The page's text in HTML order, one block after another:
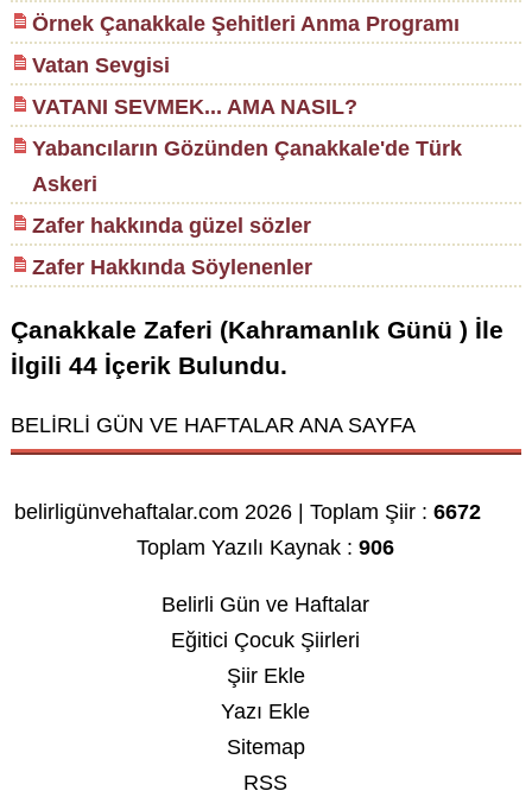
Örnek Çanakkale Şehitleri Anma Programı
Vatan Sevgisi
VATANI SEVMEK... AMA NASIL?
Yabancıların Gözünden Çanakkale'de Türk
Askeri
Zafer hakkında güzel sözler
Zafer Hakkında Söylenenler
Çanakkale Zaferi (Kahramanlık Günü ) İle
İlgili 44İçerik Bulundu.
BELİRLİ GÜN VE HAFTALAR ANA SAYFA
belirligünvehaftalar.com 2026 | Toplam Şiir :6672
Toplam Yazılı Kaynak :906
Belirli Gün ve Haftalar
Eğitici Çocuk Şiirleri
Şiir Ekle
Yazı Ekle
Sitemap
RSS